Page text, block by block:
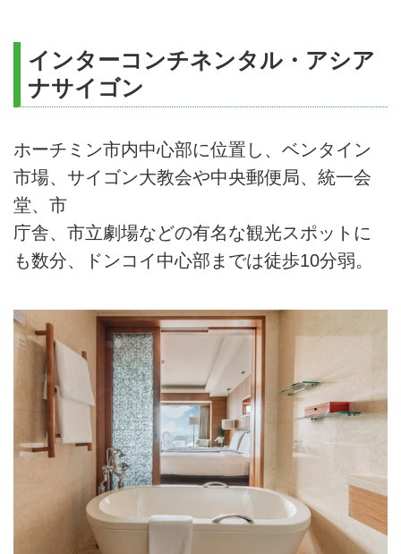
インターコンチネンタル・アシア
ナサイゴン
ホーチミン市内中心部に位置し、ベンタイン
市場、サイゴン大教会や中央郵便局、統一会
堂、市
庁舎、市立劇場などの有名な観光スポットに
も数分、ドンコイ中心部までは徒歩10分弱。